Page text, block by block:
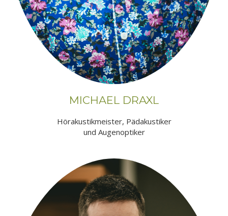
MICHAEL DRAXL
Hörakustikmeister, Pädakustiker
und Augenoptiker